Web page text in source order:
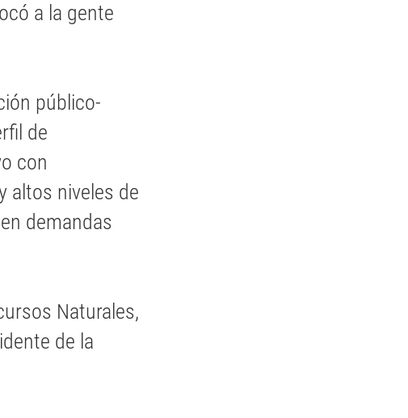
a la gente
público-
de
con
altos niveles de
demandas
Naturales,
de la